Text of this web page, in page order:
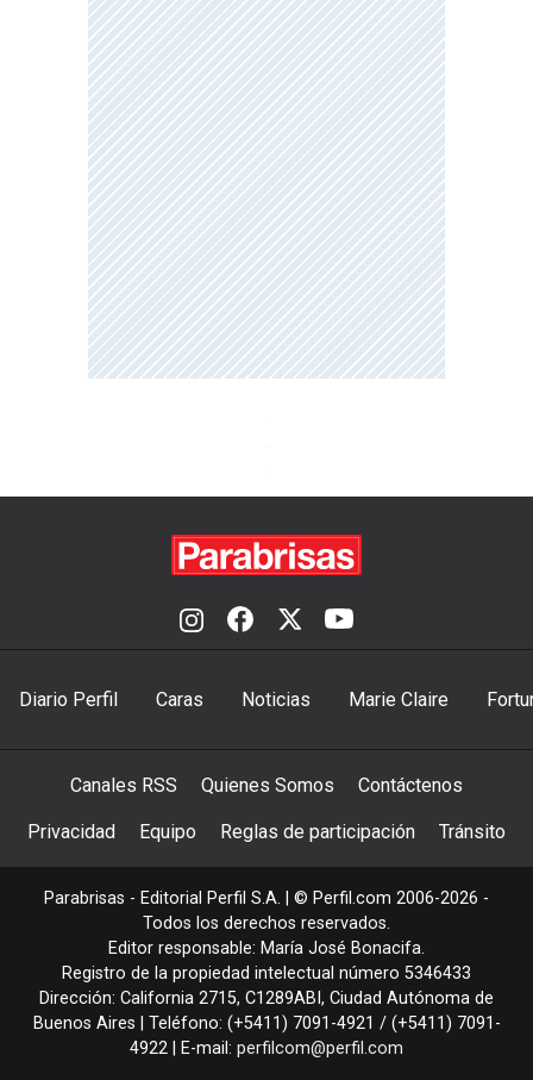
Diario Perfil Caras Noticias Marie Claire
Canales RSS Quienes Somos Contáctenos
Privacidad Equipo Reglas de participación Tránsito
Parabrisas - Editorial Perfil S.A. | © Perfil.com 2006-2026 -
Todos los derechos reservados.
Editor responsable: María José Bonacifa.
Registro de la propiedad intelectual número 5346433
Dirección: California 2715, C1289ABI , Ciudad Autónoma de
Buenos Aires | Teléfono: (+5411) 7091-4921 / (+5411) 7091-
4922 | E-mail: perfilcom@perfil.com